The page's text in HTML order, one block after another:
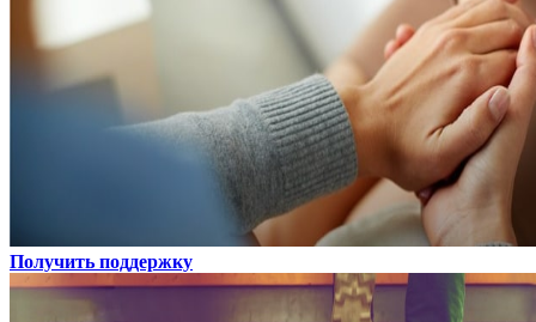
Получить поддержку